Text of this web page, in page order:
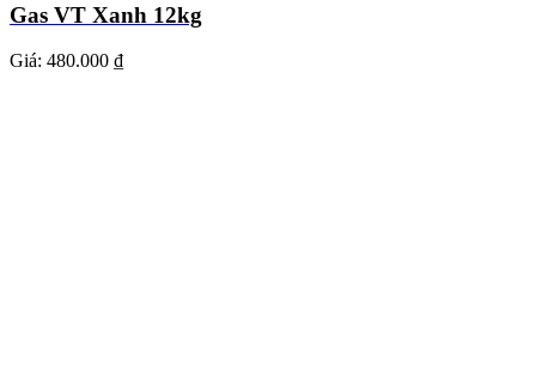
Gas VT Xanh 12kg
Giá: 480.000 ₫